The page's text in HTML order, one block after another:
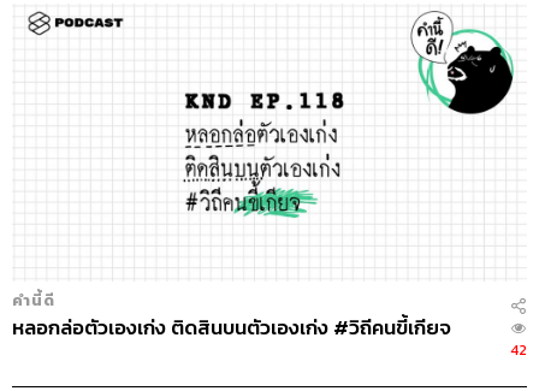
คำนี้ดี
หลอกล่อตัวเองเก่ง ติดสินบนตัวเองเก่ง #วิถีคนขี้เกียจ
42